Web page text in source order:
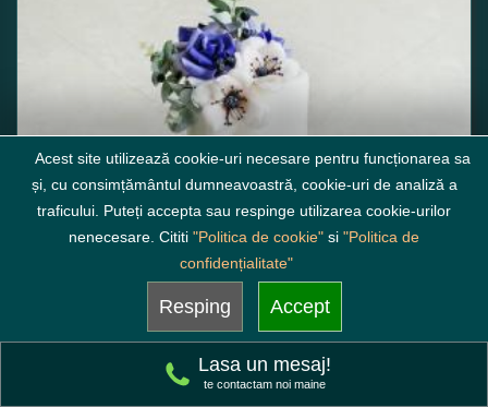
Acest site utilizează cookie-uri necesare pentru funcționarea sa
și, cu consimțământul dumneavoastră, cookie-uri de analiză a
traficului. Puteți accepta sau respinge utilizarea cookie-urilor
nenecesare. Cititi "Politica de cookie" si "Politica de
confidențialitate"
Resping Accept
Lasa un mesaj!
te contactam noi maine